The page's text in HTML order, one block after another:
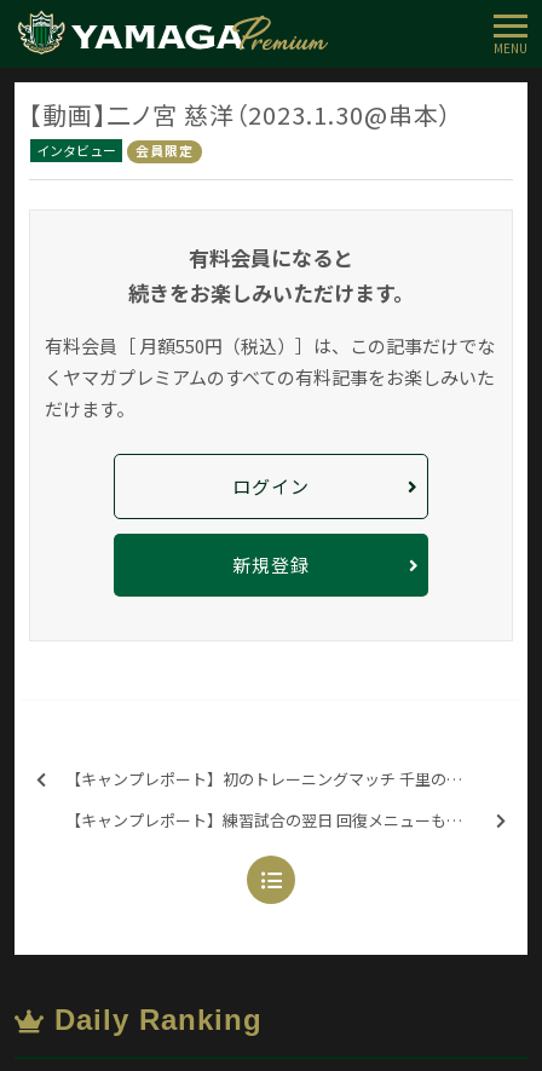
MENU
【動画】二ノ宮 慈洋（2023.1.30@串本）
インタビュー 会員限定
有料会員になると
続きをお楽しみいただけます。
有料会員［ 月額550円（税込）］は、この記事だけでな
く ヤマガプレミアムのすべての有料記事をお楽しみいた
だけます。
ログイン
新規登録
【キャンプレポート】初のトレーニングマッチ 千里の道も一歩から ※一部無料
【キャンプレポート】練習試合の翌日 回復メニューも随所に工夫 ※一部無料
Daily Ranking